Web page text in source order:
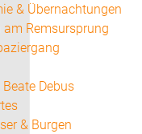
& Übernachtungen
am Remsursprung
Debus
& Burgen